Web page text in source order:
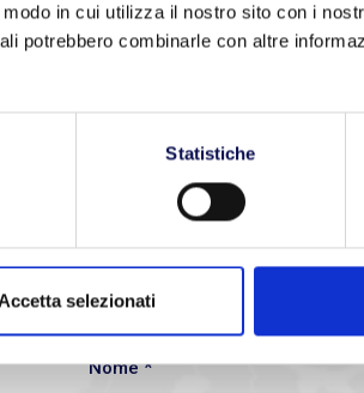
in cui utilizza il nostro sito con i
potrebbero combinarle con altre
Statistiche
selezionati
Nome *